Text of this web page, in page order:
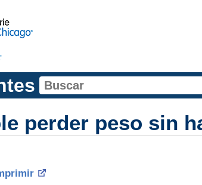
perder peso sin